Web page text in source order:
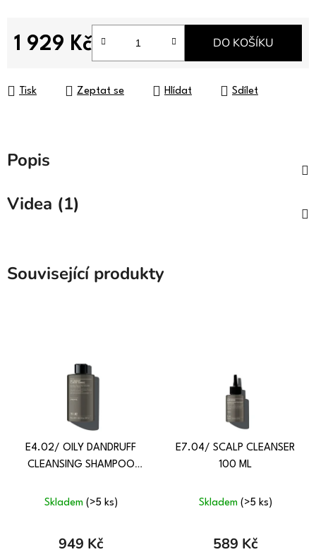
1 929 Kč DO KOŠÍKU
Tisk Zeptat se Hlídat Sdílet
Popis
Videa (1)
Související produkty
E4.02/ OILY DANDRUFF
CLEANSING SHAMPOO
Skladem (>5 ks)
949 Kč
E7.04/ SCALP CLEANSER
100 ML
Skladem (>5 ks)
589 Kč